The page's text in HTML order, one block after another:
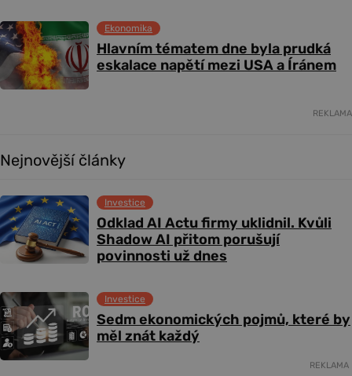
Hlavním tématem dne byla prudká
eskalace napětí mezi USA a Íránem
Ekonomika
REKLAMA
Nejnovější články
Odklad AI Actu firmy uklidnil. Kvůli
Shadow AI přitom porušují
povinnosti už dnes
Investice
Sedm ekonomických pojmů, které by
měl znát každý
Investice
REKLAMA